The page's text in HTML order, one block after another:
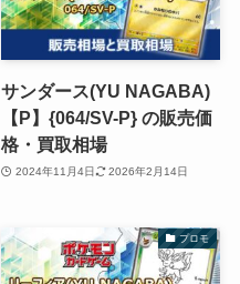
サンダース(YU NAGABA)
【P】{064/SV-P} の販売価
格・買取相場
2024年11月4日 2026年2月14日
プロモ